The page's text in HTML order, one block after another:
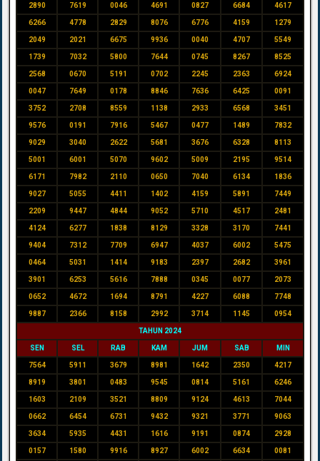
2890 7619 0046 4691 0827 6684 4617
6266 4778 2829 8076 6776 4159 1279
2049 2021 6675 9936 0040 4707 5549
1739 7032 5800 7644 0745 8267 8525
2568 0670 5191 0702 2245 2363 6924
0047 7649 0178 8846 7636 6425 0091
3752 2708 8559 1138 2933 6568 3451
9576 0191 7916 5467 0477 1489 7832
9029 3040 2622 5681 3676 6328 8113
5001 6001 5070 9602 5009 2195 9514
6171 7982 2110 0650 7040 6134 1836
9027 5055 4411 1402 4159 5891 7449
2209 9447 4844 9052 5710 4517 2481
4124 6277 1838 8129 3328 3170 7441
9404 7312 7709 6947 4037 6002 5475
0464 5031 1414 9183 2397 2682 3961
3901 6253 5616 7888 0345 0077 2073
0652 4672 1694 8791 4227 6088 7748
9887 2366 8158 2992 3714 1145 0954
TAHUN 2024
SEN SEL RAB KAM JUM SAB MIN
7564 5911 3679 8981 1642 2350 4217
8919 3801 0483 9545 0814 5161 6246
1603 2109 3521 8809 9124 4613 7044
0662 6454 6731 9432 9321 3771 9063
3634 5935 4431 1616 9191 0874 2928
0157 1580 9916 8927 6002 6634 0081